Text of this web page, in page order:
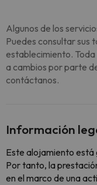
Algunos de los
Puedes consultar sus
establecimiento.
a cambios por parte
contáctanos.
Información
Este alojamiento está
Por tanto, la
en el marco de una